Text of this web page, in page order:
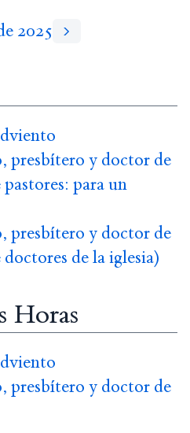
2025
presbítero y doctor de
para un
presbítero y doctor de
de la iglesia)
Horas
presbítero y doctor de